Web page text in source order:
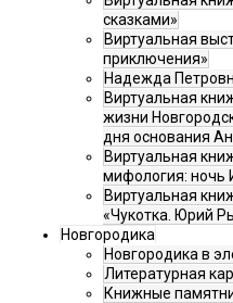
сказками»
Виртуальная
приключения»
Надежда
Виртуальная
жизни
дня основания
Виртуальная
мифология: ночь
Виртуальная
«Чукотка. Юрий
Новгородика
Новгородика в
Литературная
Книжные